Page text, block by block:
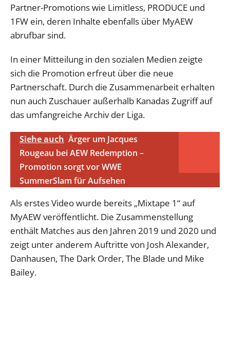
Partner-Promotions wie Limitless, PRODUCE und
1FW ein, deren Inhalte ebenfalls über MyAEW
abrufbar sind.
In einer Mitteilung in den sozialen Medien zeigte
sich die Promotion erfreut über die neue
Partnerschaft. Durch die Zusammenarbeit erhalten
nun auch Zuschauer außerhalb Kanadas Zugriff auf
das umfangreiche Archiv der Liga.
Siehe auch Ärger um Jacques
Rougeau bei AEW Redemption –
Promotion sorgt vor WWE
SummerSlam für Aufsehen
Als erstes Video wurde bereits „Mixtape 1“ auf
MyAEW veröffentlicht. Die Zusammenstellung
enthält Matches aus den Jahren 2019 und 2020 und
zeigt unter anderem Auftritte von Josh Alexander,
Danhausen, The Dark Order, The Blade und Mike
Bailey.